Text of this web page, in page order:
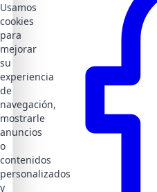
Usamos
cookies
para
mejorar
su
experiencia
de
navegación,
mostrarle
anuncios
o
contenidos
personalizados
y